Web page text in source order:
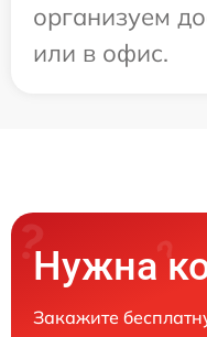
организуем
или в офис.
Нужна
Закажите